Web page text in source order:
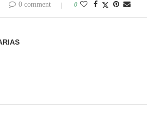
0 comment 0